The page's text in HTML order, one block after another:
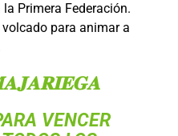
Primera Federación.
para animar a
VENCER